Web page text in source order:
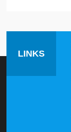
套精巧的测量
ST5520绝缘电
用。绝缘电阻
甚至吉欧级别
采用高压激励法
LINKS